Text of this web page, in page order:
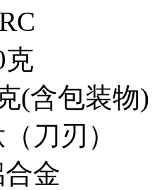
克
(含包装物)
刀刃）
金